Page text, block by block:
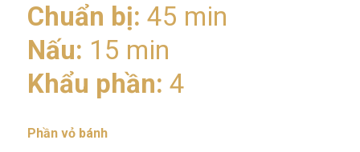
Chuẩn bị: 45 min
Nấu: 15 min
Khẩu phần: 4
Phần vỏ bánh